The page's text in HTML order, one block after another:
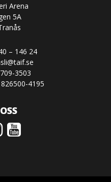
Arena
5A
– 146 24
709-3503
826500-4195